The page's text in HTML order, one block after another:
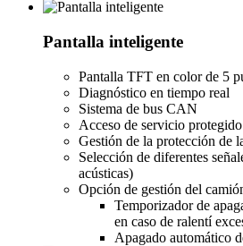
Pantalla inteligente
Pantalla TFT en color de 5
Diagnóstico en tiempo real
Sistema de bus CAN
Acceso de servicio
Gestión de la protección de
Selección de diferentes
acústicas)
Opción de gestión del
Temporizador de
en caso de ralentí
Apagado automático